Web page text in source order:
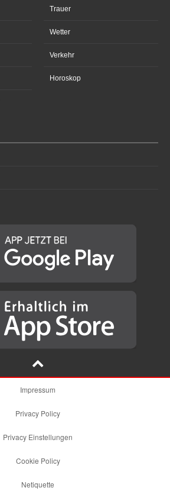
Trauer
Wetter
Verkehr
Horoskop
Impressum
Privacy Policy
Privacy Einstellungen
Cookie Policy
Netiquette